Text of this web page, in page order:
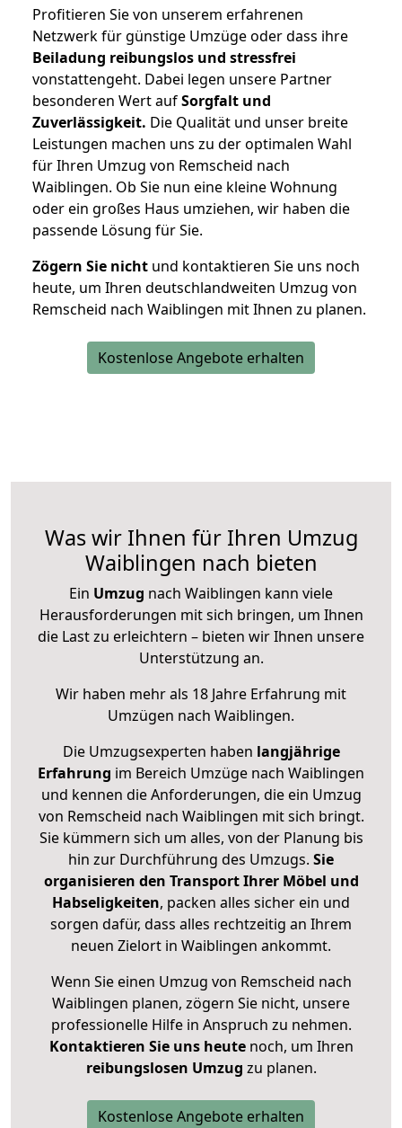
Profitieren Sie von unserem erfahrenen
Netzwerk für günstige Umzüge oder dass ihre
Beiladung reibungslos und stressfrei
vonstattengeht. Dabei legen unsere Partner
besonderen Wert aufSorgfalt und
Zuverlässigkeit. Die Qualität und unser breite
Leistungen machen uns zu der optimalen Wahl
für Ihren Umzug von Remscheid nach
Waiblingen. Ob Sie nun eine kleine Wohnung
oder ein großes Haus umziehen, wir haben die
passende Lösung für Sie.
Zögern Sie nicht und kontaktieren Sie uns noch
heute, um Ihren deutschlandweiten Umzug von
Remscheid nach Waiblingen mit Ihnen zu planen.
Kostenlose Angebote erhalten
Was wir Ihnen für Ihren Umzug
Waiblingen nach bieten
Ein Umzug nach Waiblingen kann viele
Herausforderungen mit sich bringen, um Ihnen
die Last zu erleichtern – bieten wir Ihnen unsere
Unterstützung an.
Wir haben mehr als 18 Jahre Erfahrung mit
Umzügen nach Waiblingen.
Die Umzugsexperten haben langjährige
Erfahrung im Bereich Umzüge nach Waiblingen
und kennen die Anforderungen, die ein Umzug
von Remscheid nach Waiblingen mit sich bringt.
Sie kümmern sich um alles, von der Planung bis
hin zur Durchführung des Umzugs. Sie
organisieren den Transport Ihrer Möbel und
Habseligkeiten, packen alles sicher ein und
sorgen dafür, dass alles rechtzeitig an Ihrem
neuen Zielort in Waiblingen ankommt.
Wenn Sie einen Umzug von Remscheid nach
Waiblingen planen, zögern Sie nicht, unsere
professionelle Hilfe in Anspruch zu nehmen.
Kontaktieren Sie uns heutenoch, um Ihren
reibungslosen Umzug zu planen.
Kostenlose Angebote erhalten